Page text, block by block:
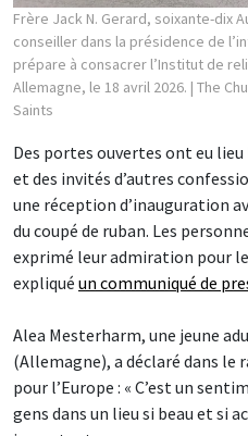
Frère Jack N. Gerard, soixante-dix
conseiller dans la présidence de
prépare à consacrer l’Institut de
Allemagne, le 18 avril 2026. | The
Saints
Des portes ouvertes ont eu lieu
et des invités d’autres
une réception d’inauguration
du coupé de ruban. Les
exprimé leur admiration pour
expliqué un communiqué de
Alea Mesterharm, une jeune
(Allemagne), a déclaré dans le
pour l’Europe : « C’est un
gens dans un lieu si beau et si